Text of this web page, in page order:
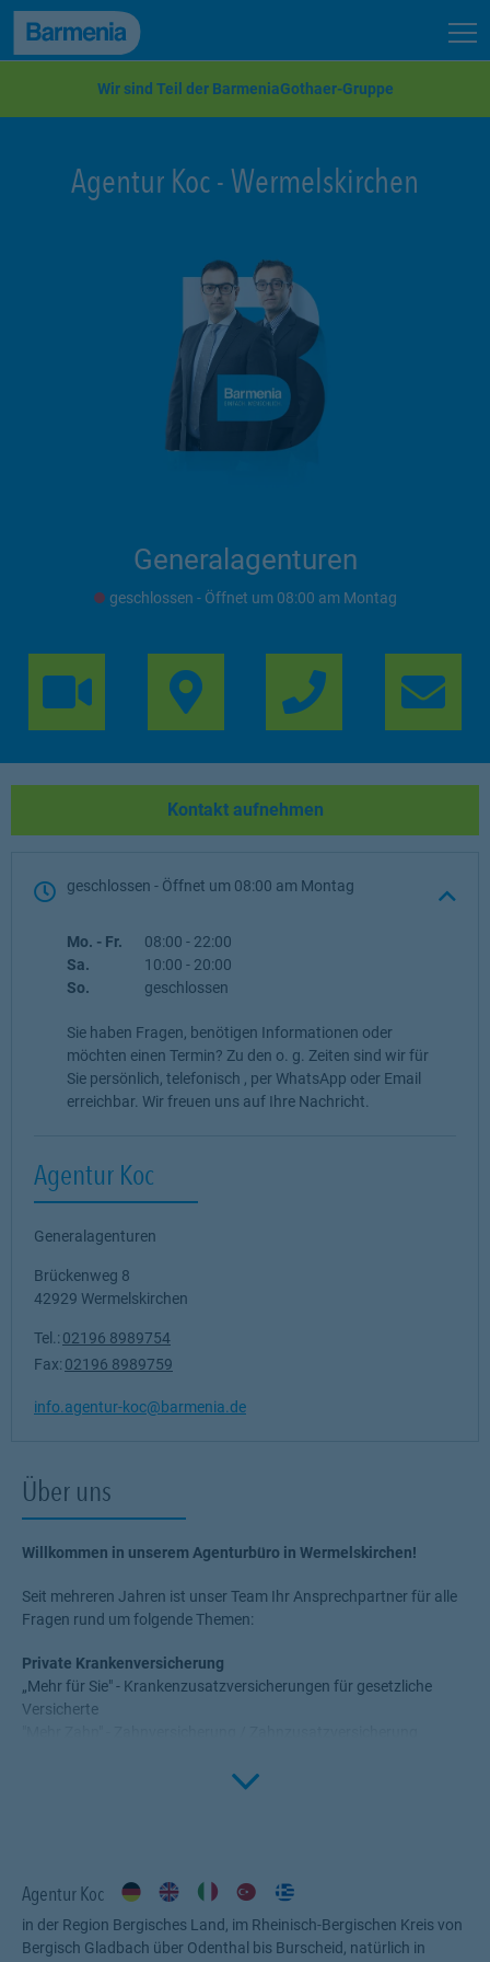
zum Seiteninhalt
Back to top
Wir sind Teil der BarmeniaGothaer-Gruppe
Agentur Koc-Wermelskirchen
Generalagenturen
geschlossen - Öffnet um 08:00 Montag
Link Opens in
Über uns
Willkommen in unserem Agenturbüro in Wermelskirchen!
Seit mehreren Jahren ist unser Team Ihr Ansprechpartner für alle
Fragen rund um folgende Themen:
Private Krankenversicherung
„Mehr für Sie" - Krankenzusatzversicherungen für gesetzliche
Versicherte
speziell für Kinder
Risikoabsicherung von allem, was Ihnen wichtig und wertvoll ist
durch eine Wohngebäudeversicherung eine Hausratversicherung
Click to
Agentur Koc
in der Region Bergisches Land, im Rheinisch-Bergischen Kreis von
Bergisch Gladbach über Odenthal bis Burscheid, natürlich in
Kontakt aufnehmen
geschlossen - Öffnet um 08:00 Montag
Wochentag Öffnungszeiten
Mo. - Fr. 08:00 - 22:00
Sa.
10:00 - 20:00
So.
geschlossen
Sie haben Fragen, benötigen Informationen oder
möchten einen Termin? Zu den o. g. Zeiten sind wir für
Sie persönlich, telefonisch , per WhatsApp oder Email
erreichbar. Wir freuen uns auf Ihre Nachricht.
Agentur Koc
Generalagenturen
Brückenweg 8
42929 Wermelskirchen
Tel.: 02196 8989754
Fax: 02196 8989759
info.agentur-koc@barmenia.de